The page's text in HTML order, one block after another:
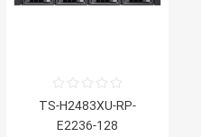
TS-H2483XU-RP-
E2236-128